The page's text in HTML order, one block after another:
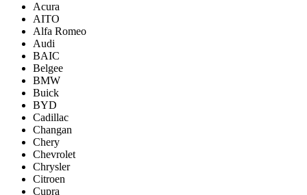
Acura
AITO
Alfa Romeo
Audi
BAIC
Belgee
BMW
Buick
BYD
Cadillac
Changan
Chery
Chevrolet
Chrysler
Citroen
Cupra